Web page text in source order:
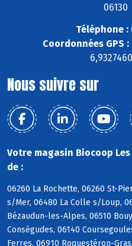
06130
Téléphone :
Coordonnées GPS :
Nous suivre sur
Votre magasin Biocoop
de :
06260 La Rochette, 06260 St-
s/Mer, 06480 La Colle s/Loup,
Bézaudun-les-Alpes, 06510
Conségudes, 06140
Ferres, 06910 Roquestéron-